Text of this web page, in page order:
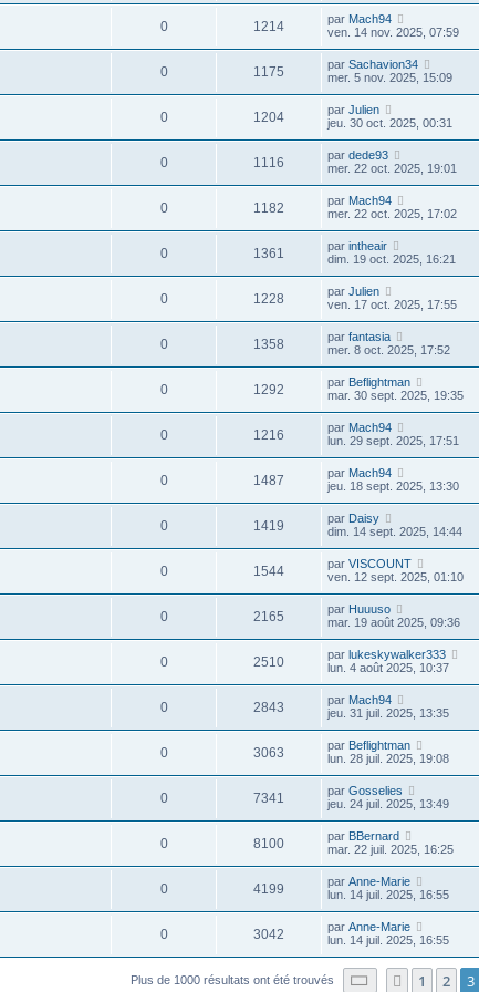
0 1214 par Mach94
ven. 14 nov. 2025, 07:59
0 1175 par Sachavion34
mer. 5 nov. 2025, 15:09
0 1204 par Julien
jeu. 30 oct. 2025, 00:31
0 1116 par dede93
mer. 22 oct. 2025, 19:01
0 1182 par Mach94
mer. 22 oct. 2025, 17:02
0 1361 par intheair
dim. 19 oct. 2025, 16:21
0 1228 par Julien
ven. 17 oct. 2025, 17:55
0 1358 par fantasia
mer. 8 oct. 2025, 17:52
0 1292 par Beflightman
mar. 30 sept. 2025, 19:35
0 1216 par Mach94
lun. 29 sept. 2025, 17:51
0 1487 par Mach94
jeu. 18 sept. 2025, 13:30
0 1419 par Daisy
dim. 14 sept. 2025, 14:44
0 1544 par VISCOUNT
ven. 12 sept. 2025, 01:10
0 2165 par Huuuso
mar. 19 août 2025, 09:36
0 2510 par lukeskywalker333
lun. 4 août 2025, 10:37
0 2843 par Mach94
jeu. 31 juil. 2025, 13:35
0 3063 par Beflightman
lun. 28 juil. 2025, 19:08
0 7341 par Gosselies
jeu. 24 juil. 2025, 13:49
0 8100 par BBernard
mar. 22 juil. 2025, 16:25
0 4199 par Anne-Marie
lun. 14 juil. 2025, 16:55
0 3042 par Anne-Marie
lun. 14 juil. 2025, 16:55
Plus de 1000 résultats ont été trouvés Page sur40
Précédente
1 2 3